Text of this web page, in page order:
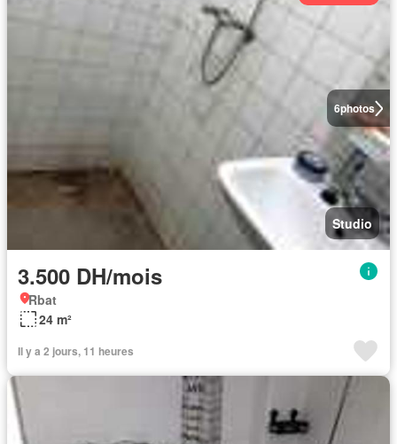
6photos
Studio
3.500 DH/mois
Rbat
24 m²
Il y a 2 jours, 11 heures